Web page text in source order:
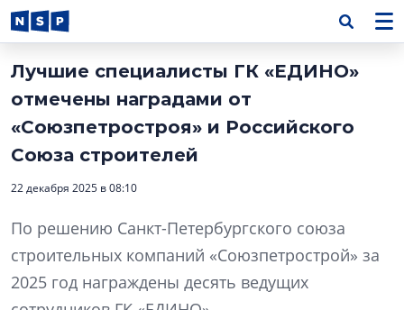
Лучшие специалисты ГК «ЕДИНО»
отмечены наградами от
«Союзпетростроя» и Российского
Союза строителей
22 декабря 2025 в 08:10
По решению Санкт-Петербургского союза
строительных компаний «Союзпетрострой» за
2025 год награждены деcять ведущих